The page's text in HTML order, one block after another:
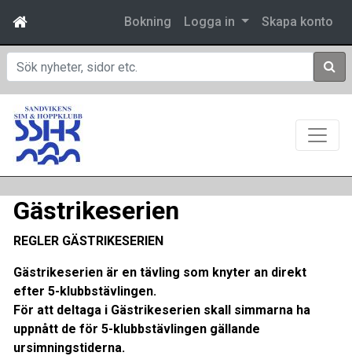
Bokning Logga in Skapa konto
Sök
Gästrikeserien
REGLER GÄSTRIKESERIEN
Gästrikeserien är en tävling som knyter an direkt
efter 5-klubbstävlingen.
För att deltaga i Gästrikeserien skall simmarna ha
uppnått de för 5-klubbstävlingen gällande
ursimningstiderna.